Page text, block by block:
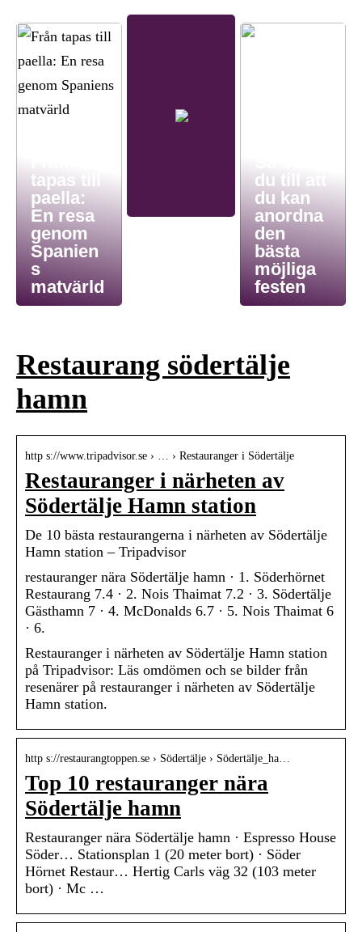
tapas till
paella:
En resa
genom
Spanien
s
matvärld
du till att
du kan
anordna
den
bästa
möjliga
festen
Restaurang södertälje
hamn
http s://www.tripadvisor.se › … › Restauranger i Södertälje
Restauranger i närheten av
Södertälje Hamn station
De 10 bästa restaurangerna i närheten av Södertälje
Hamn station – Tripadvisor
restauranger nära Södertälje hamn · 1. Söderhörnet
Restaurang 7.4 · 2. Nois Thaimat 7.2 · 3. Södertälje
Gästhamn 7 · 4. McDonalds 6.7 · 5. Nois Thaimat 6
· 6.
Restauranger i närheten av Södertälje Hamn station
på Tripadvisor: Läs omdömen och se bilder från
resenärer på restauranger i närheten av Södertälje
Hamn station.
http s://restaurangtoppen.se › Södertälje › Södertälje_ha…
Top 10 restauranger nära
Södertälje hamn
Restauranger nära Södertälje hamn · Espresso House
Söder… Stationsplan 1 (20 meter bort) · Söder
Hörnet Restaur… Hertig Carls väg 32 (103 meter
bort) · Mc …